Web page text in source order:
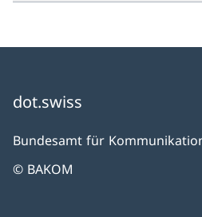
dot.swiss
Bundesamt für
© BAKOM